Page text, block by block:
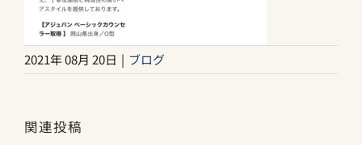
2021年 08月 20日 | ブログ
関連投稿